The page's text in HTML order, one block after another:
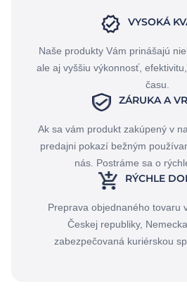
VYSOKÁ
Naše produkty Vám prinášajú
ale aj vyššiu výkonnosť,
času.
ZÁRUKA A
Ak sa vám produkt zakúpený v
predajni pokazí bežným
nás. Postráme sa o
RÝCHLE
Preprava objednaného tovaru
Českej republiky,
zabezpečovaná kuriérskou